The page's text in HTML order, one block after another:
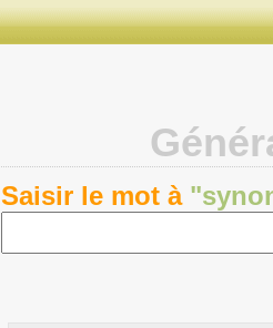
Saisir le mot à